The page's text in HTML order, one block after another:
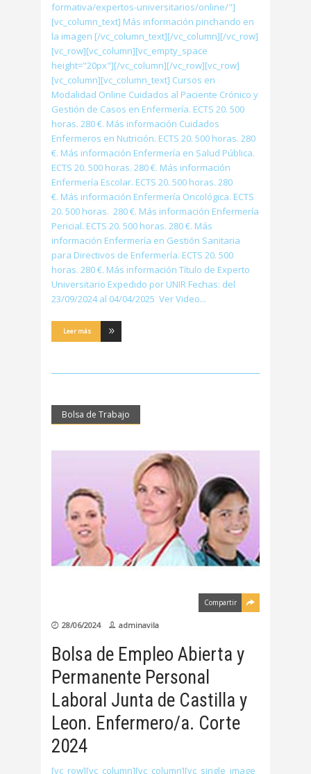
formativa/expertos-universitarios/online/"]
[vc_column_text] Más información pinchando en
la imagen [/vc_column_text][/vc_column][/vc_row]
[vc_row][vc_column][vc_empty_space
height="20px"][/vc_column][/vc_row][vc_row]
[vc_column][vc_column_text] Cursos en
Modalidad Online Cuidados al Paciente Crónico y
Gestión de Casos en Enfermería. ECTS 20. 500
horas. 280 €. Más información Cuidados
Enfermeros en Nutrición. ECTS 20. 500 horas. 280
€. Más información Enfermería en Salud Pública.
ECTS 20. 500 horas. 280 €. Más información
Enfermería Escolar. ECTS 20. 500 horas. 280
€. Más información Enfermería Oncológica. ECTS
20. 500 horas. 280 €. Más información Enfermería
Pericial. ECTS 20. 500 horas. 280 €. Más
información Enfermería en Gestión Sanitaria
para Directivos de Enfermería. ECTS 20. 500
horas. 280 €. Más información Título de Experto
Universitario Expedido por UNIR Fechas: del
23/09/2024 al 04/04/2025 Ver Video
Leer más
Bolsa de Trabajo
Compartir
28/06/2024 adminavila
Bolsa de Empleo Abierta y
Permanente Personal
Laboral Junta de Castilla y
Leon. Enfermero/a. Corte
2024
[vc_row][vc_column][vc_column][vc_single_image